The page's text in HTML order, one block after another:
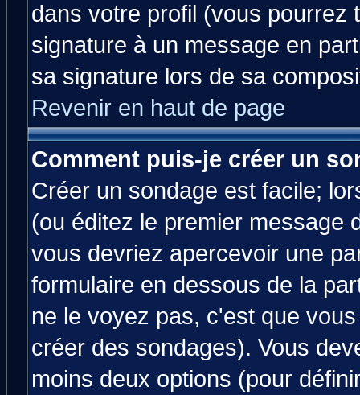
dans votre profil (vous pourrez
signature à un message en
sa signature lors de sa
Revenir en haut de page
Comment puis-je créer un
Créer un sondage est facile;
(ou éditez le premier message
vous devriez apercevoir une
formulaire en dessous de la
ne le voyez pas, c'est que
créer des sondages). Vous
moins deux options (pour